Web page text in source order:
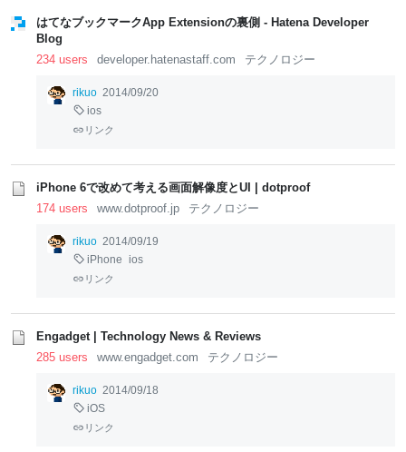
はてなブックマークApp Extensionの裏側 - Hatena Developer
Blog
234 users
developer.hatenastaff.com テクノロジー
rikuo 2014/09/20
ios
リンク
iPhone 6で改めて考える画面解像度とUI | dotproof
174 users
www.dotproof.jp テクノロジー
rikuo 2014/09/19
iPhone ios
リンク
Engadget | Technology News & Reviews
285 users
www.engadget.com テクノロジー
rikuo 2014/09/18
iOS
リンク